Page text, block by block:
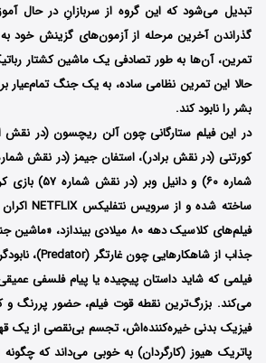
تبدیل می‌شود که این گروه از سربازانِ در حال
گذراندن آخرین مرحله از آزمون‌های گزینش خود
تمرین، آن‌ها به طور تصادفی یک ماشین کشتار
حالا این تمرین نظامی ساده، به یک جنگ تمام‌عیار
بشر را نابود کند.
ساخته شده و از سرویس نتفلیکس NETFLIX اکران شده است. اگر به دنبال یک
فیلم‌های کلاسیک دهه ۸۰
فیلمی که شاید داستان پیچیده یا پیام فلسفی
فیزیک بدنی خیره‌کننده‌اش، تجسم بی‌نقصی از یک
پاتریک هیوز (کارگردان) به خوبی می‌داند که